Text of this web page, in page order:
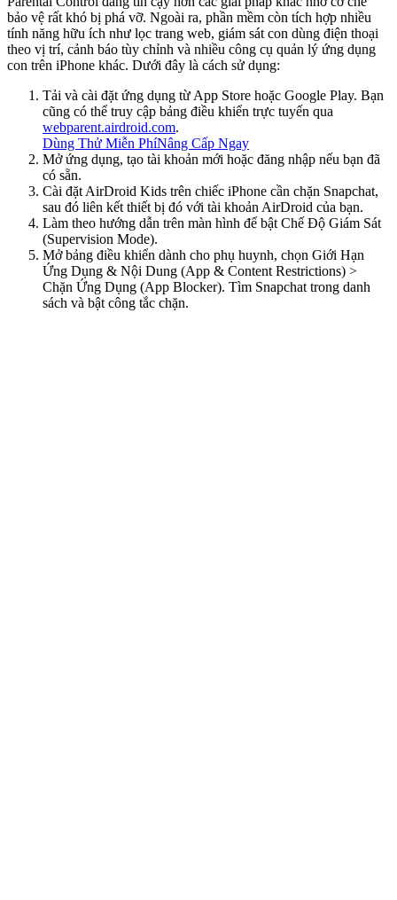
bảo vệ rất khó bị phá vỡ. Ngoài ra, phần mềm còn tích hợp nhiều
tính năng hữu ích như lọc trang web, giám sát con dùng điện thoại
theo vị trí, cảnh báo tùy chỉnh và nhiều công cụ quản lý ứng dụng
con trên iPhone khác. Dưới đây là cách sử dụng:
Tải và cài đặt ứng dụng từ App Store hoặc Google Play. Bạn
cũng có thể truy cập bảng điều khiển trực tuyến qua
webparent.airdroid.com.
Dùng Thử Miễn PhíNâng Cấp Ngay
Mở ứng dụng, tạo tài khoản mới hoặc đăng nhập nếu bạn đã
có sẵn.
Cài đặt AirDroid Kids trên chiếc iPhone cần chặn Snapchat,
sau đó liên kết thiết bị đó với tài khoản AirDroid của bạn.
Làm theo hướng dẫn trên màn hình để bật Chế Độ Giám Sát
(Supervision Mode).
Mở bảng điều khiển dành cho phụ huynh, chọn Giới Hạn
Ứng Dụng & Nội Dung (App & Content Restrictions) >
Chặn Ứng Dụng (App Blocker). Tìm Snapchat trong danh
sách và bật công tắc chặn.